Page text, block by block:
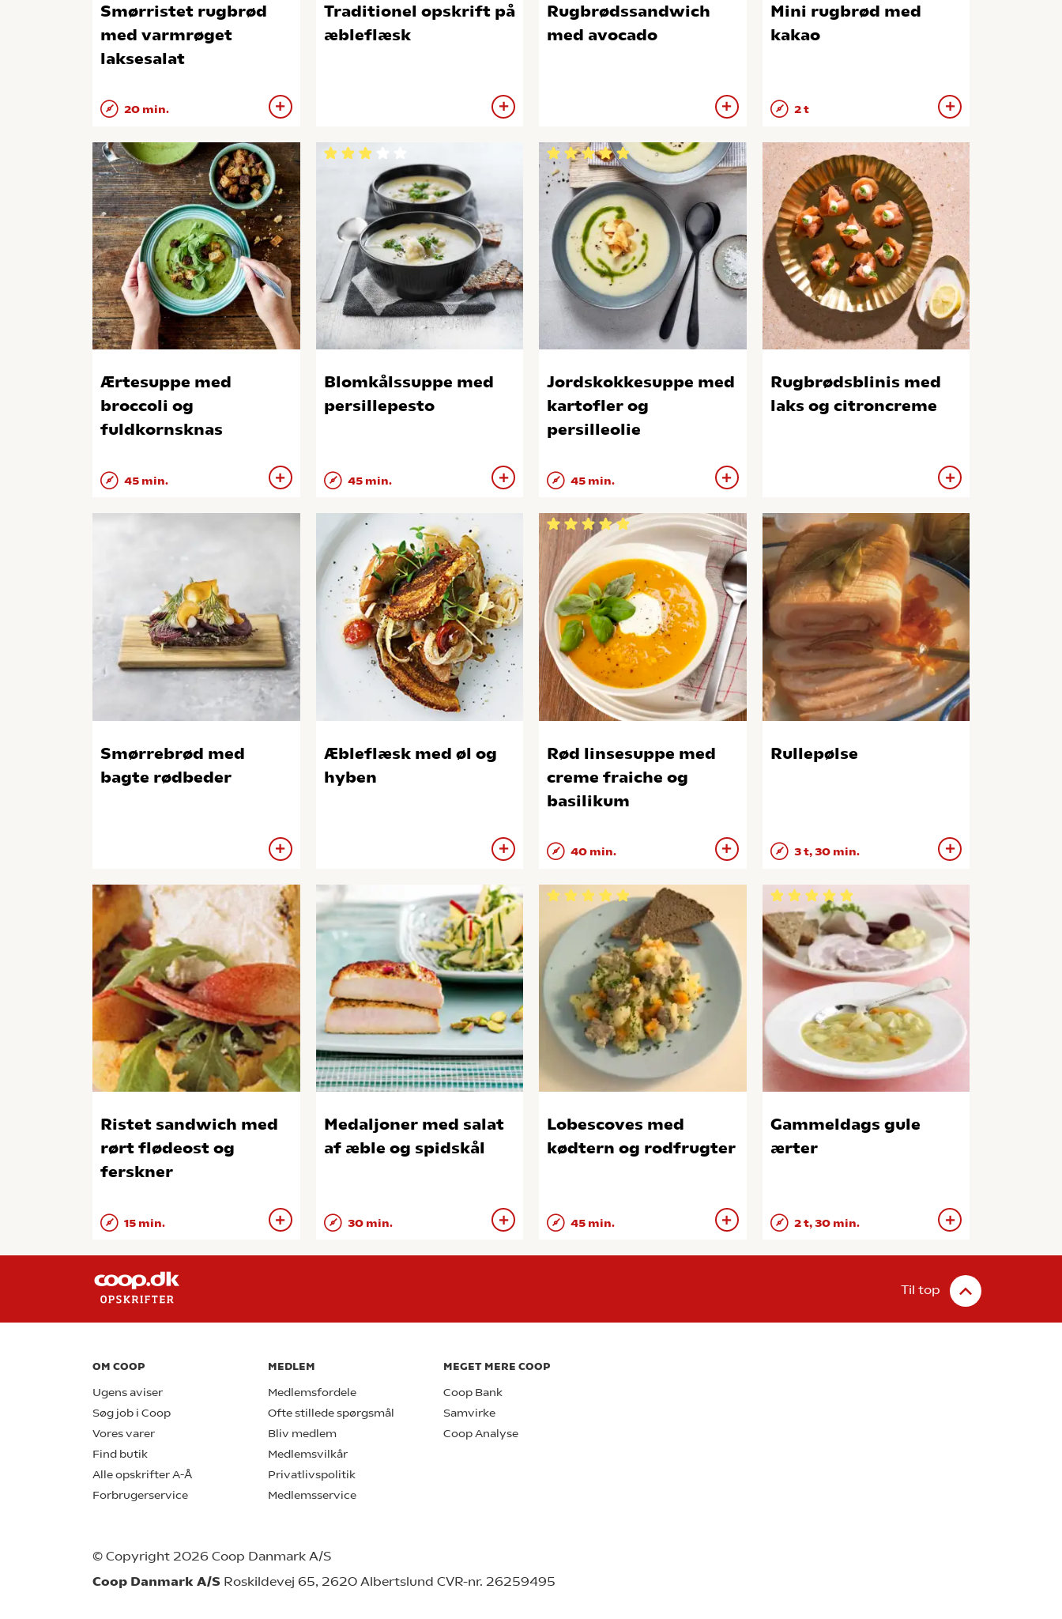
Smørristet rugbrød
med varmrøget
laksesalat
20 min.
Traditionel opskrift på
æbleflæsk
Rugbrødssandwich
med avocado
Mini rugbrød med
kakao
2 t
Ærtesuppe med
broccoli og
fuldkornsknas
45 min.
Blomkålssuppe med
persillepesto
45 min.
Jordskokkesuppe med
kartofler og
persilleolie
45 min.
Rugbrødsblinis med
laks og citroncreme
Smørrebrød med
bagte rødbeder
Æbleflæsk med øl og
hyben
Rød linsesuppe med
creme fraiche og
basilikum
40 min.
Rullepølse
3 t, 30 min.
Ristet sandwich med
rørt flødeost og
ferskner
15 min.
Medaljoner med salat
af æble og spidskål
30 min.
Lobescoves med
kødtern og rodfrugter
45 min.
Gammeldags gule
ærter
2 t, 30 min.
Til top
OM COOP
Ugens aviser
Søg job i Coop
Vores varer
Find butik
Alle opskrifter A-Å
Forbrugerservice
MEDLEM
Medlemsfordele
Ofte stillede spørgsmål
Bliv medlem
Medlemsvilkår
Privatlivspolitik
Medlemsservice
MEGET MERE COOP
Coop Bank
Samvirke
Coop Analyse
© Copyright 2026 Coop Danmark A/S
Coop Danmark A/S Roskildevej 65, 2620 Albertslund CVR-nr. 26259495